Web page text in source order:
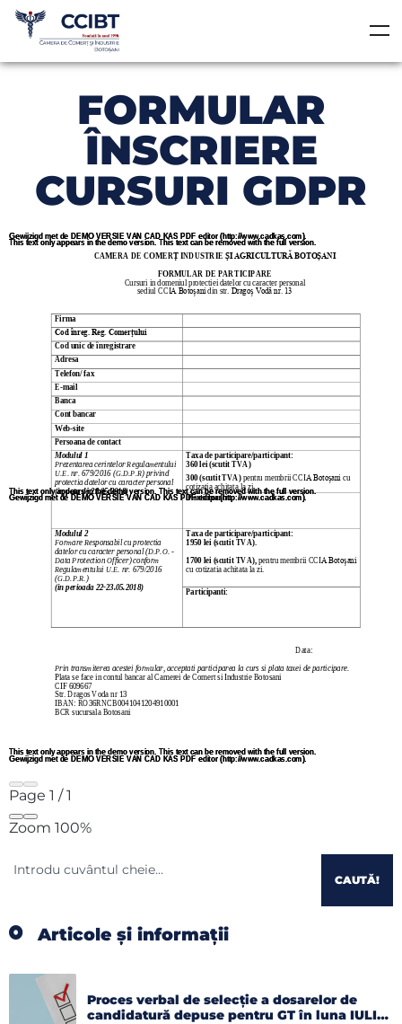
FORMULAR
ÎNSCRIERE
CURSURI GDPR
Page 1 /1
Zoom 100%
CAUTĂ!
Articole și informații
Proces verbal de selecție a dosarelor de
candidatură depuse pentru GT în luna IULIE